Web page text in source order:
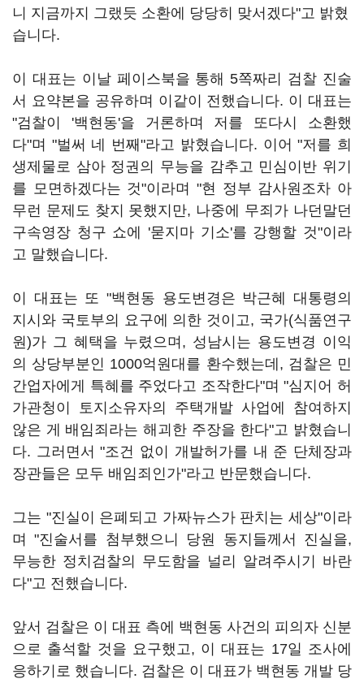
니 지금까지 그랬듯 소환에 당당히 맞서겠다"고 밝혔
습니다.
이 대표는 이날 페이스북을 통해 5쪽짜리 검찰 진술
서 요약본을 공유하며 이같이 전했습니다. 이 대표는
"검찰이 '백현동'을 거론하며 저를 또다시 소환했
다"며 "벌써 네 번째"라고 밝혔습니다. 이어 "저를 희
생제물로 삼아 정권의 무능을 감추고 민심이반 위기
를 모면하겠다는 것"이라며 "현 정부 감사원조차 아
무런 문제도 찾지 못했지만, 나중에 무죄가 나던말던
구속영장 청구 쇼에 '묻지마 기소'를 강행할 것"이라
고 말했습니다.
이 대표는 또 "백현동 용도변경은 박근혜 대통령의
지시와 국토부의 요구에 의한 것이고, 국가(식품연구
원)가 그 혜택을 누렸으며, 성남시는 용도변경 이익
의 상당부분인 1000억원대를 환수했는데, 검찰은 민
간업자에게 특혜를 주었다고 조작한다"며 "심지어 허
가관청이 토지소유자의 주택개발 사업에 참여하지
않은 게 배임죄라는 해괴한 주장을 한다"고 밝혔습니
다. 그러면서 "조건 없이 개발허가를 내 준 단체장과
장관들은 모두 배임죄인가"라고 반문했습니다.
그는 "진실이 은폐되고 가짜뉴스가 판치는 세상"이라
며 "진술서를 첨부했으니 당원 동지들께서 진실을,
무능한 정치검찰의 무도함을 널리 알려주시기 바란
다"고 전했습니다.
앞서 검찰은 이 대표 측에 백현동 사건의 피의자 신분
으로 출석할 것을 요구했고, 이 대표는 17일 조사에
응하기로 했습니다. 검찰은 이 대표가 백현동 개발 당